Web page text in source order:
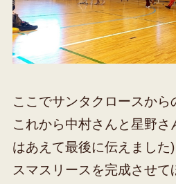
ここでサンタクロースから
これから中村さんと星野さ
はあえて最後に伝えました
スマスリースを完成させ